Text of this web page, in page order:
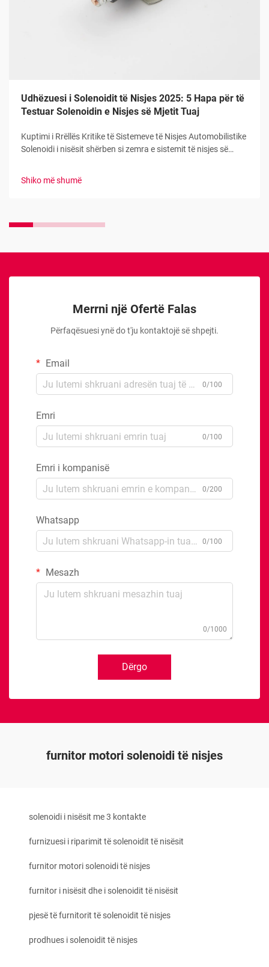
Udhëzuesi i Solenoidit të Nisjes 2025: 5 Hapa për të
Testuar Solenoidin e Nisjes së Mjetit Tuaj
Kuptimi i Rrëllës Kritike të Sistemeve të Nisjes Automobilistike
Solenoidi i nisësit shërben si zemra e sistemit të nisjes së
Shiko më shumë
Merrni një Ofertë Falas
Përfaqësuesi ynë do t'ju kontaktojë së shpejti.
Email
0/100
Emri
0/100
Emri i kompanisë
0/200
Whatsapp
0/100
Mesazh
0/1000
Dërgo
furnitor motori solenoidi të nisjes
solenoidi i nisësit me 3 kontakte
furnizuesi i riparimit të solenoidit të nisësit
furnitor motori solenoidi të nisjes
furnitor i nisësit dhe i solenoidit të nisësit
pjesë të furnitorit të solenoidit të nisjes
prodhues i solenoidit të nisjes